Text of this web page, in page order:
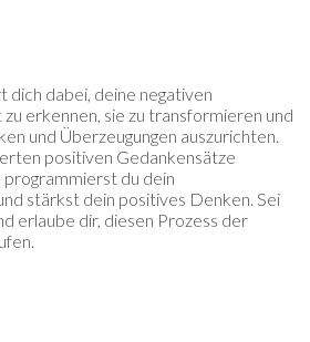
dich dabei, deine negativen
erkennen, sie zu transformieren und
und Überzeugungen auszurichten.
positiven Gedankensätze
du dein
stärkst dein positives Denken. Sei
erlaube dir, diesen Prozess der